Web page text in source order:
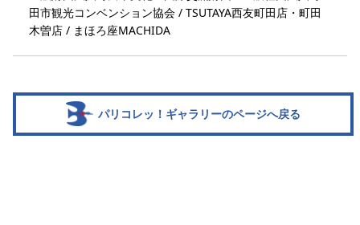
田市観光コンベンション協会 / TSUTAYA西友町田店・町田
木曽店 / まほろ座MACHIDA
パリコレッ！ギャラリーのページへ戻る